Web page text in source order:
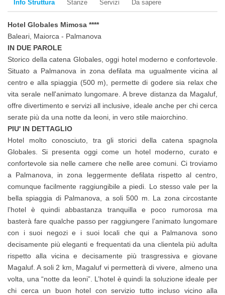
Info Struttura Stanze Servizi Da sapere
Hotel Globales Mimosa ****
Baleari, Maiorca - Palmanova
IN DUE PAROLE
Storico della catena Globales, oggi hotel moderno e confortevole.
Situato a Palmanova in zona defilata ma ugualmente vicina al
centro e alla spiaggia (500 m), permette di godere sia relax che
vita serale nell'animato lungomare. A breve distanza da Magaluf,
offre divertimento e servizi all inclusive, ideale anche per chi cerca
serate più da una notte da leoni, in vero stile maiorchino.
PIU' IN DETTAGLIO
Hotel molto conosciuto, tra gli storici della catena spagnola
Globales. Si presenta oggi come un hotel moderno, curato e
confortevole sia nelle camere che nelle aree comuni. Ci troviamo
a Palmanova, in zona leggermente defilata rispetto al centro,
comunque facilmente raggiungibile a piedi. Lo stesso vale per la
bella spiaggia di Palmanova, a soli 500 m. La zona circostante
l’hotel è quindi abbastanza tranquilla e poco rumorosa ma
basterà fare qualche passo per raggiungere l’animato lungomare
con i suoi negozi e i suoi locali che qui a Palmanova sono
decisamente più eleganti e frequentati da una clientela più adulta
rispetto alla vicina e decisamente più trasgressiva e giovane
Magaluf. A soli 2 km, Magaluf vi permetterà di vivere, almeno una
volta, una “notte da leoni”. L’hotel è quindi la soluzione ideale per
chi cerca un buon hotel con servizio tutto incluso vicino alla